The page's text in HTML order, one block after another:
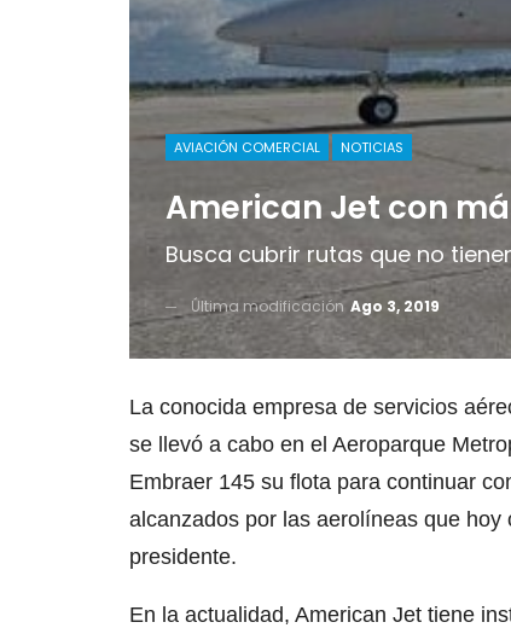
AVIACIÓN COMERCIAL NOTICIAS
American Jet con
Busca cubrir rutas que no
Última modificación Ago 3, 2019
La conocida empresa de servicios
se llevó a cabo en el Aeroparque
Embraer 145 su flota para continuar
alcanzados por las aerolíneas que
presidente.
En la actualidad, American Jet tiene